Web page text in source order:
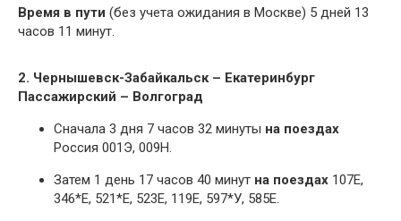
Время в пути (без учета ожидания в Москве) 5 дней 13
часов 11 минут.
2. Чернышевск-Забайкальск – Екатеринбург
Пассажирский – Волгоград
Сначала 3 дня 7 часов 32 минуты на поездах
Россия 001Э, 009Н.
Затем 1 день 17 часов 40 минут на поездах 107Е,
346*Е, 521*Е, 523Е, 119Е, 597*У, 585Е.